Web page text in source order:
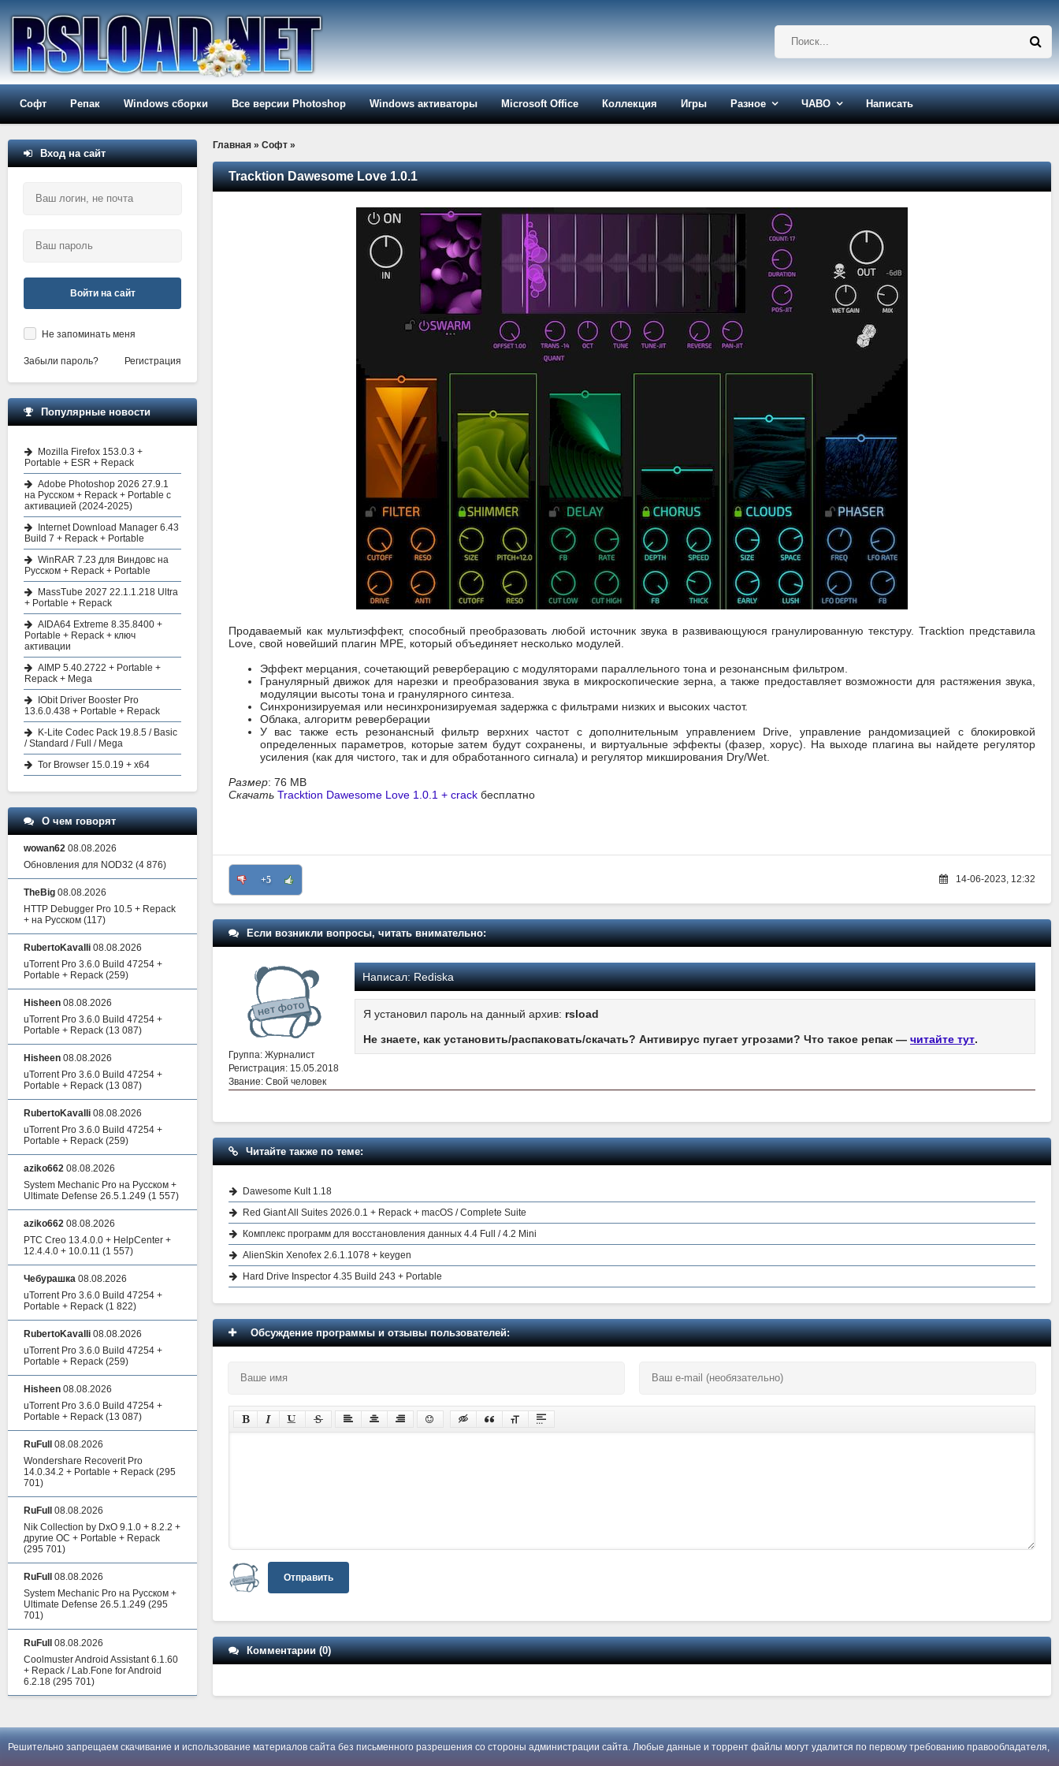
Софт Репак Windows сборки Все версии Photoshop Windows активаторы Microsoft Office Коллекция Игры Разное ЧАВО Написать
Главная » Софт »
Tracktion Dawesome Love 1.0.1
Продаваемый как мультиэффект, способный преобразовать любой источник звука в развивающуюся гранулированную текстуру. Tracktion представила
Love, свой новейший плагин MPE, который объединяет несколько модулей.
Эффект мерцания, сочетающий реверберацию с модуляторами параллельного тона и резонансным фильтром.
Гранулярный движок для нарезки и преобразования звука в микроскопические зерна, а также предоставляет возможности для растяжения звука,
модуляции высоты тона и гранулярного синтеза.
Синхронизируемая или несинхронизируемая задержка с фильтрами низких и высоких частот.
Облака, алгоритм реверберации
У вас также есть резонансный фильтр верхних частот с дополнительным управлением Drive, управление рандомизацией с блокировкой
определенных параметров, которые затем будут сохранены, и виртуальные эффекты (фазер, хорус). На выходе плагина вы найдете регулятор
усиления (как для чистого, так и для обработанного сигнала) и регулятор микширования Dry/Wet.
Размер: 76 MB
Скачать Tracktion Dawesome Love 1.0.1 + crack бесплатно
+5 14-06-2023, 12:32
Если возникли вопросы, читать внимательно:
Группа: Журналист
Регистрация: 15.05.2018
Звание: Свой человек
Написал:Rediska
Я установил пароль на данный архив: rsload
Не знаете, как установить/распаковать/скачать? Антивирус пугает угрозами? Что такое репак — читайте тут.
Читайте также по теме:
Dawesome Kult 1.18
Red Giant All Suites 2026.0.1 + Repack + macOS / Complete Suite
Комплекс программ для восстановления данных 4.4 Full / 4.2 Mini
AlienSkin Xenofex 2.6.1.1078 + keygen
Hard Drive Inspector 4.35 Build 243 + Portable
Обсуждение программы и отзывы пользователей:
Отправить
Комментарии (0)
Вход на сайт
Войти на сайт
Не запоминать меня
Забыли пароль? Регистрация
Популярные новости
Mozilla Firefox 153.0.3 +
Portable + ESR + Repack
Adobe Photoshop 2026 27.9.1
на Русском + Repack + Portable с
активацией (2024-2025)
Internet Download Manager 6.43
Build 7 + Repack + Portable
WinRAR 7.23 для Виндовс на
Русском + Repack + Portable
MassTube 2027 22.1.1.218 Ultra
+ Portable + Repack
AIDA64 Extreme 8.35.8400 +
Portable + Repack + ключ
активации
AIMP 5.40.2722 + Portable +
Repack + Mega
IObit Driver Booster Pro
13.6.0.438 + Portable + Repack
K-Lite Codec Pack 19.8.5 / Basic
/ Standard / Full / Mega
Tor Browser 15.0.19 + x64
О чем говорят
wowan62 08.08.2026
Обновления для NOD32 (4 876)
TheBig 08.08.2026
HTTP Debugger Pro 10.5 + Repack
+ на Русском (117)
RubertoKavalli 08.08.2026
uTorrent Pro 3.6.0 Build 47254 +
Portable + Repack (259)
Hisheen 08.08.2026
uTorrent Pro 3.6.0 Build 47254 +
Portable + Repack (13 087)
Hisheen 08.08.2026
uTorrent Pro 3.6.0 Build 47254 +
Portable + Repack (13 087)
RubertoKavalli 08.08.2026
uTorrent Pro 3.6.0 Build 47254 +
Portable + Repack (259)
aziko662 08.08.2026
System Mechanic Pro на Русском +
Ultimate Defense 26.5.1.249 (1 557)
aziko662 08.08.2026
PTC Creo 13.4.0.0 + HelpCenter +
12.4.4.0 + 10.0.11 (1 557)
Чебурашка 08.08.2026
uTorrent Pro 3.6.0 Build 47254 +
Portable + Repack (1 822)
RubertoKavalli 08.08.2026
uTorrent Pro 3.6.0 Build 47254 +
Portable + Repack (259)
Hisheen 08.08.2026
uTorrent Pro 3.6.0 Build 47254 +
Portable + Repack (13 087)
RuFull
08.08.2026
Wondershare Recoverit Pro
14.0.34.2 + Portable + Repack (295
701)
RuFull
08.08.2026
Nik Collection by DxO 9.1.0 + 8.2.2 +
другие ОС + Portable + Repack
(295 701)
RuFull
08.08.2026
System Mechanic Pro на Русском +
Ultimate Defense 26.5.1.249 (295
701)
RuFull
08.08.2026
Coolmuster Android Assistant 6.1.60
+ Repack / Lab.Fone for Android
6.2.18 (295 701)
Решительно запрещаем скачивание и использование материалов сайта без письменного разрешения со стороны администрации сайта. Любые данные и торрент файлы могут удалится по первому требованию правообладателя,